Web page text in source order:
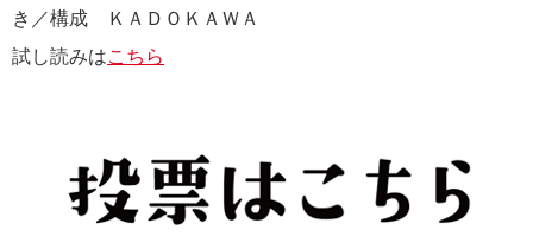
き／構成 ＫＡＤＯＫＡＷＡ
試し読みはこちら